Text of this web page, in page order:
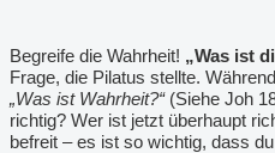
Begreife die Wahrheit! „Was ist
Frage, die Pilatus stellte.
„Was ist Wahrheit?“(Siehe Joh
richtig? Wer ist jetzt überhaupt
befreit – es ist so wichtig, dass